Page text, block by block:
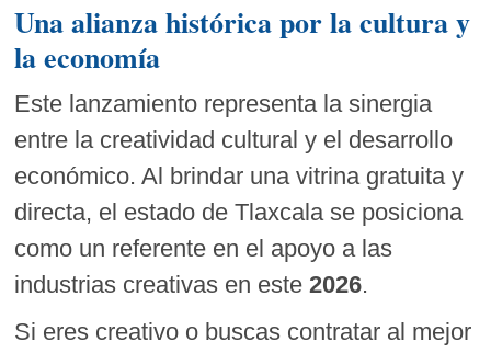
Una alianza histórica por la cultura y
la economía
Este lanzamiento representa la sinergia
entre la creatividad cultural y el desarrollo
económico. Al brindar una vitrina gratuita y
directa, el estado de Tlaxcala se posiciona
como un referente en el apoyo a las
industrias creativas en este2026.
Si eres creativo o buscas contratar al mejor